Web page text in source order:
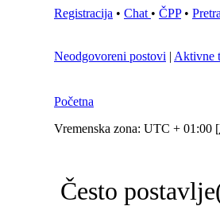
Registracija • Chat • ČPP•
Neodgovoreni postovi | Aktivne
Početna
Vremenska zona: UTC + 01:00 [
Često